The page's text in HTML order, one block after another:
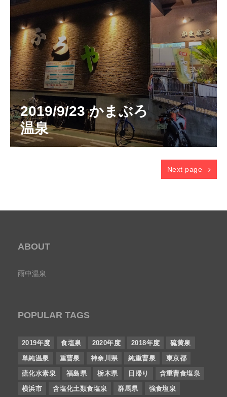
2019/9/23 かまぶろ
温泉
Next page
ABOUT
雨中温泉
POPULAR TAGS
2019年度 食塩泉 2020年度 2018年度
硫黄泉
単純温泉
重曹泉 神奈川県 純重曹泉
東京都
硫化水素泉
福島県 栃木県 日帰り
含重曹食塩泉
横浜市
含塩化土類食塩泉 群馬県 強食塩泉